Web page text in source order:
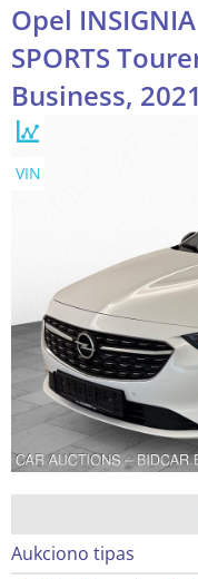
Opel INSIGNIA
SPORTS
Business, 2021
VIN
Aukciono tipas